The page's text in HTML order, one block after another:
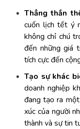
Thẳng thắn
cuốn lịch tết ý
không chỉ chú
đến những giá
tích cực đến
Tạo sự khác
doanh nghiệp
đang tạo ra
xúc của người
thành và sự tin